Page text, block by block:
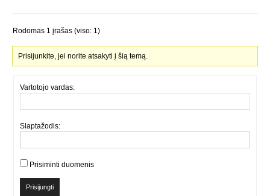
Rodomas 1 įrašas (viso: 1)
Prisijunkite, jei norite atsakyti į šią temą.
Vartotojo vardas:
Slaptažodis:
Prisiminti duomenis
Prisijungti